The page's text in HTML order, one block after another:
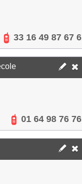
33 16 49 87 67 6
01 64 98 76 76